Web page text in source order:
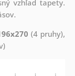
vzhľad tapety.
(4 pruhy),